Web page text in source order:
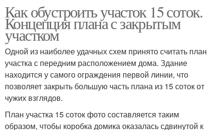
Как обустроить участок 15 соток.
Концепция плана с закрытым
участком
Одной из наиболее удачных схем принято считать план
участка с передним расположением дома. Здание
находится у самого ограждения первой линии, что
позволяет закрыть большую часть плана из 15 соток от
чужих взглядов.
План участка 15 соток фото составляется таким
образом, чтобы коробка домика оказалась сдвинутой к